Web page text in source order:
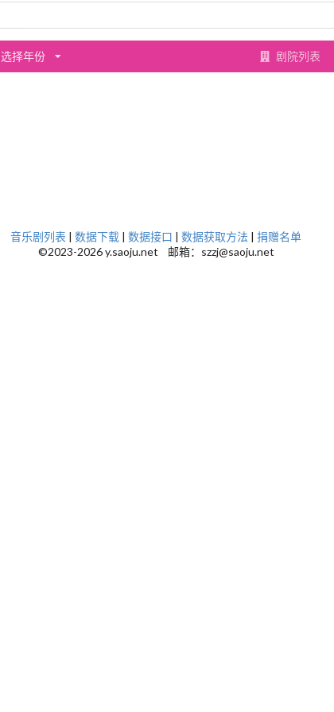
选择年份 剧院列表
音乐剧列表 | 数据下载 | 数据接口 | 数据获取方法 | 捐赠名单
©2023-2026 y.saoju.net 邮箱：szzj@saoju.net